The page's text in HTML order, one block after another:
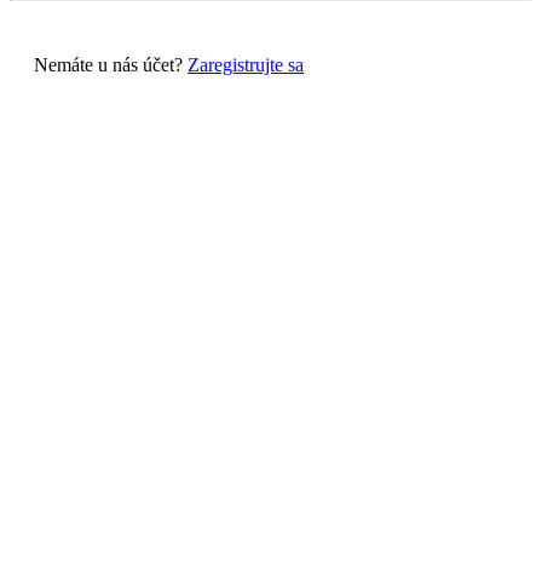
Nemáte u nás účet? Zaregistrujte sa